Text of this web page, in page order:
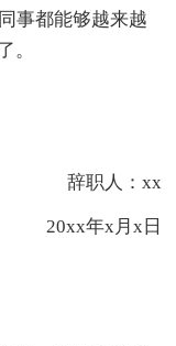
事都能够越来越
。
辞职人：xx
20xx年x月x日